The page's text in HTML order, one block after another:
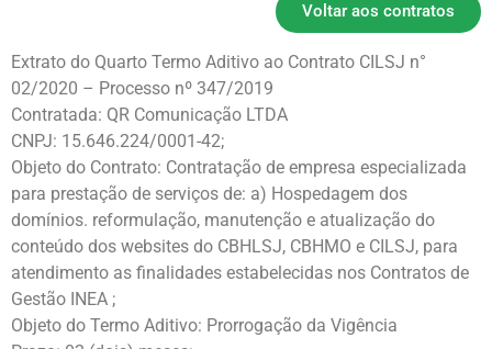
Voltar aos contratos
Extrato do Quarto Termo Aditivo ao Contrato CILSJ n°
02/2020 – Processo nº 347/2019
Contratada: QR Comunicação LTDA
CNPJ: 15.646.224/0001-42;
Objeto do Contrato: Contratação de empresa especializada
para prestação de serviços de: a) Hospedagem dos
domínios. reformulação, manutenção e atualização do
conteúdo dos websites do CBHLSJ, CBHMO e CILSJ, para
atendimento as finalidades estabelecidas nos Contratos de
Gestão INEA ;
Objeto do Termo Aditivo: Prorrogação da Vigência